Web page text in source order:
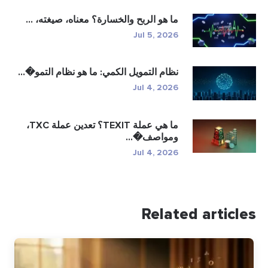
ما هو الربح والخسارة؟ معناه، صيغته، ...
Jul 5, 2026
نظام التمويل الكمي: ما هو نظام التمو�...
Jul 4, 2026
ما هي عملة TEXIT؟ تعدين عملة TXC،
ومواصف�...
Jul 4, 2026
Related articles